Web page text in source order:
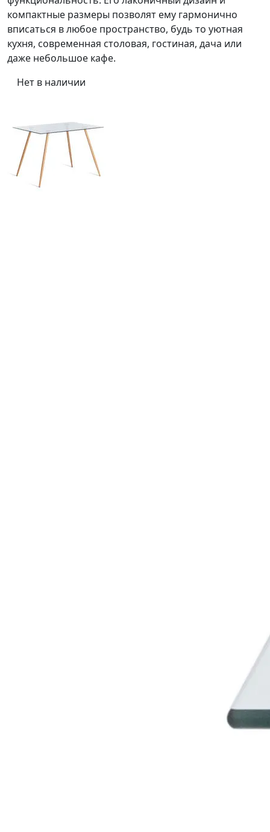
компактные размеры позволят ему гармонично
вписаться в любое пространство, будь то уютная
кухня, современная столовая, гостиная, дача или
даже небольшое кафе.
Нет в наличии